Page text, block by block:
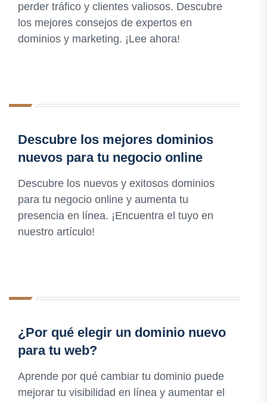
perder tráfico y clientes valiosos. Descubre
los mejores consejos de expertos en
dominios y marketing. ¡Lee ahora!
Descubre los mejores dominios
nuevos para tu negocio online
Descubre los nuevos y exitosos dominios
para tu negocio online y aumenta tu
presencia en línea. ¡Encuentra el tuyo en
nuestro artículo!
¿Por qué elegir un dominio nuevo
para tu web?
Aprende por qué cambiar tu dominio puede
mejorar tu visibilidad en línea y aumentar el